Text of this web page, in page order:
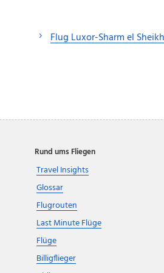
Flug Luxor-Sharm el Sheikh